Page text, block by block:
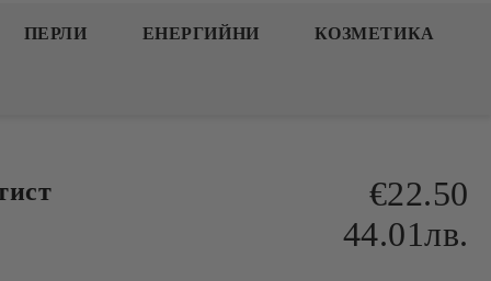
ПЕРЛИ ЕНЕРГИЙНИ КОЗМЕТИКА
€22.50
44.01лв.